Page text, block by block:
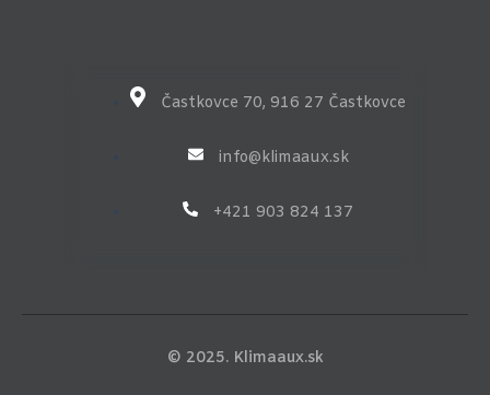
Častkovce 70, 916 27 Častkovce
info@klimaaux.sk
+421 903 824 137
© 2025. Klimaaux.sk